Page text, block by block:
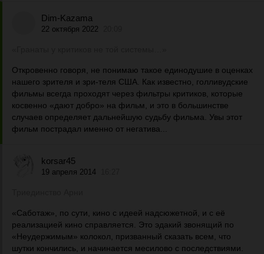
Dim-Kazama
22 октября 2022
Откровенно говоря, не понимаю такое единодушие в оценках
нашего зрителя и зри-теля США. Как известно, голливудские
фильмы всегда проходят через фильтры критиков, которые
косвенно «дают добро» на фильм, и это в большинстве
случаев определяет дальнейшую судьбу фильма. Увы этот
фильм пострадал именно от негатива...
korsar45
19 апреля 2014
«Саботаж», по сути, кино с идеей надсюжетной, и с её
реализацией кино справляется. Это эдакий звонящий по
«Неудержимым» колокол, призванный сказать всем, что
шутки кончились, и начинается месилово с последствиями.